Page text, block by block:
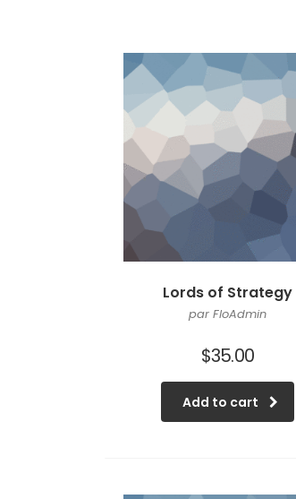
Lords of Strategy
par FloAdmin
$35.00
Add to cart